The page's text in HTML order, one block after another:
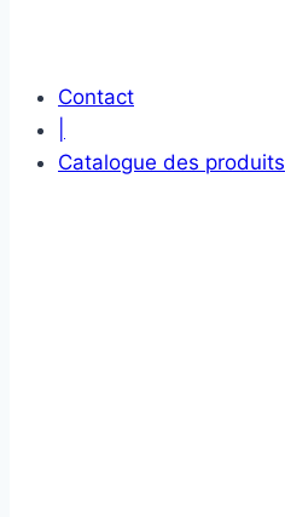
Contact
Catalogue des produits